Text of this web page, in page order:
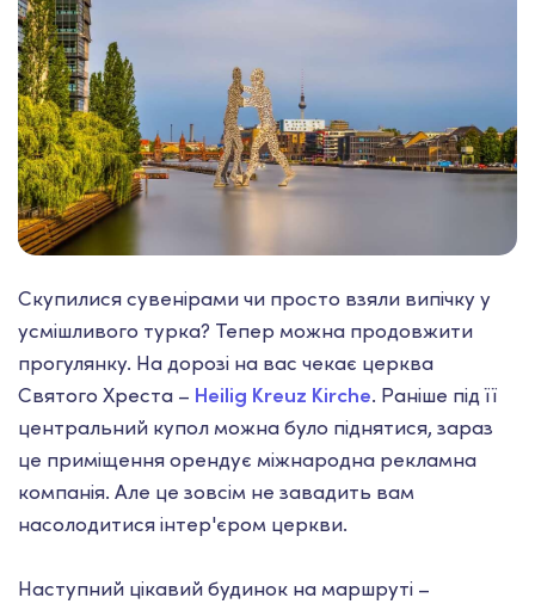
Скупилися сувенірами чи просто взяли випічку у
усмішливого турка? Тепер можна продовжити
прогулянку. На дорозі на вас чекає церква
Святого Хреста – Heilig Kreuz Kirche. Раніше під її
центральний купол можна було піднятися, зараз
це приміщення орендує міжнародна рекламна
компанія. Але це зовсім не завадить вам
насолодитися інтер'єром церкви.
Наступний цікавий будинок на маршруті –